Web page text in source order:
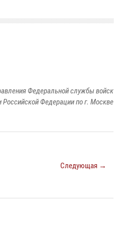
Федеральной службы войск
Российской Федерации по г. Москве
Следующая →